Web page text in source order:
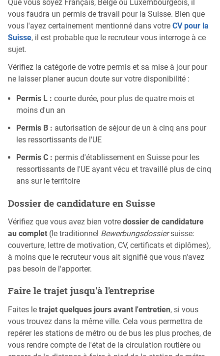
Que vous soyez Français, Belge ou Luxembourgeois, il
vous faudra un permis de travail pour la Suisse. Bien que
vous l'ayez certainement mentionné dans votre CV pour la
Suisse, il est probable que le recruteur vous interroge à ce
sujet.
Vérifiez la catégorie de votre permis et sa mise à jour pour
ne laisser planer aucun doute sur votre disponibilité :
Permis L : courte durée, pour plus de quatre mois et
moins d'un an
Permis B : autorisation de séjour de un à cinq ans pour
les ressortissants de l'UE
Permis C : permis d'établissement en Suisse pour les
ressortissants de l'UE ayant vécu et travaillé plus de cinq
ans sur le territoire
Dossier de candidature en Suisse
Vérifiez que vous avez bien votre dossier de candidature
au complet (le traditionnel Bewerbungsdossiersuisse:
couverture, lettre de motivation, CV, certificats et diplômes),
à moins que le recruteur vous ait signifié que vous n'avez
pas besoin de l'apporter.
Faire le trajet jusqu'à l'entreprise
Faites le trajet quelques jours avant l'entretien, si vous
vous trouvez dans la même ville. Cela vous permettra de
repérer les stations de métro ou de bus les plus proches, de
vous rendre compte de l'état de la circulation routière ou